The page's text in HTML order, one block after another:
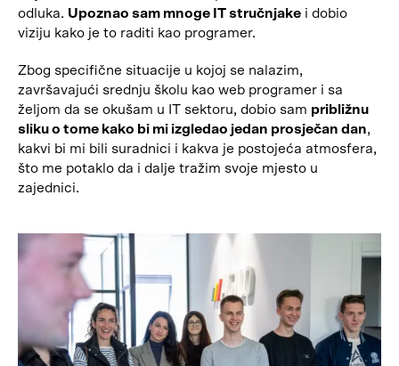
odluka. Upoznao sam mnoge IT stručnjake i dobio
viziju kako je to raditi kao programer.
Zbog specifične situacije u kojoj se nalazim,
završavajući srednju školu kao web programer i sa
željom da se okušam u IT sektoru, dobio sam približnu
sliku o tome kako bi mi izgledao jedan prosječan dan,
kakvi bi mi bili suradnici i kakva je postojeća atmosfera,
što me potaklo da i dalje tražim svoje mjesto u
zajednici.